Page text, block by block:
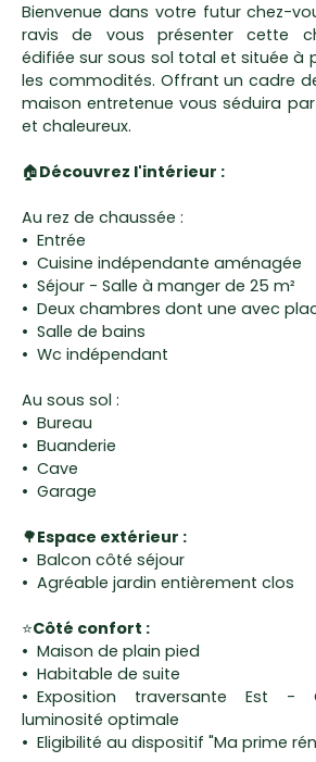
Bienvenue dans votre futur chez-
ravis de vous présenter cette
édifiée sur sous sol total et située à
les commodités. Offrant un cadre
maison entretenue vous séduira
et chaleureux.
🏠Découvrez l'intérieur :
Au rez de chaussée :
Entrée
Cuisine indépendante aménagée
Séjour - Salle à manger de 25 m²
Deux chambres dont une avec
Salle de bains
Wc indépendant
Au sous sol :
Bureau
Buanderie
Cave
Garage
🌳Espace extérieur :
Balcon côté séjour
Agréable jardin entièrement clos
⭐Côté confort :
Maison de plain pied
Habitable de suite
Exposition traversante Est -
luminosité optimale
Eligibilité au dispositif "Ma prime